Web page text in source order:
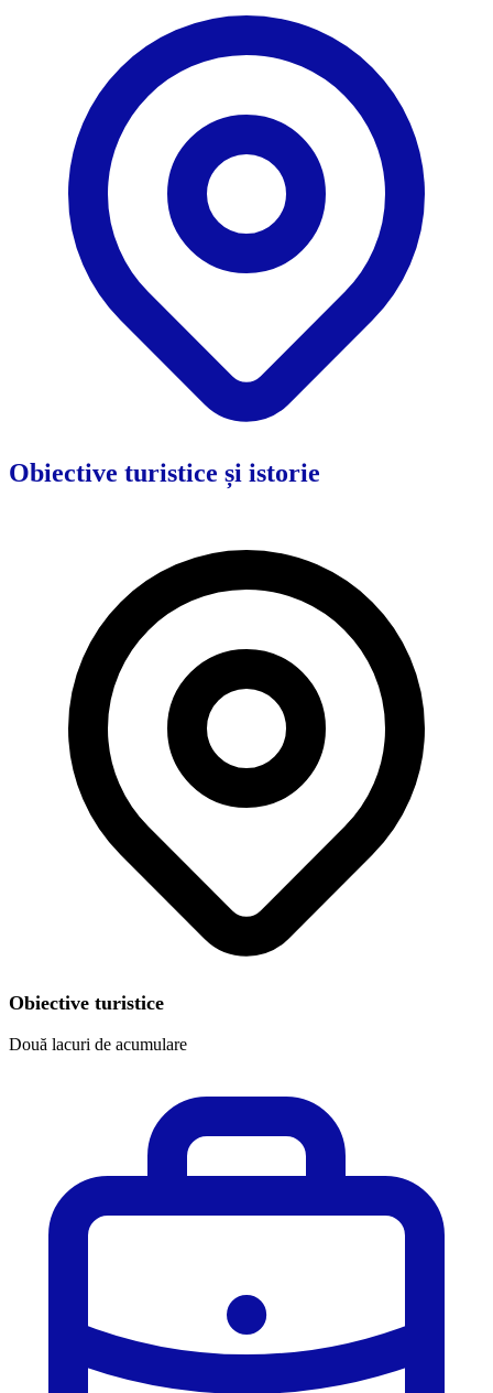
Obiective turistice și istorie
Obiective turistice
Două lacuri de acumulare